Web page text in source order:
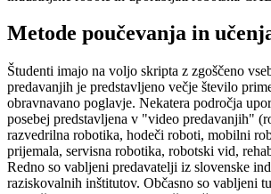
Metode poučevanja in
Študenti imajo na voljo skripta z zgoščeno
predavanjih je predstavljeno večje število
obravnavano poglavje. Nekatera področja
posebej predstavljena v "video predavanjih"
razvedrilna robotika, hodeči roboti, mobilni
prijemala, servisna robotika, robotski vid,
Redno so vabljeni predavatelji iz slovenske
raziskovalnih inštitutov. Občasno so vabljeni